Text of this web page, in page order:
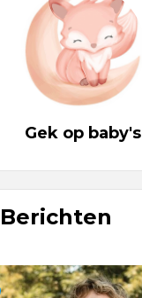
Gek op baby's